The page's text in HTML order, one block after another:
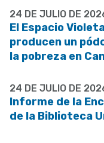
24 DE JULIO DE
El Espacio
producen un
la pobreza en
24 DE JULIO DE
Informe de la
de la Biblioteca